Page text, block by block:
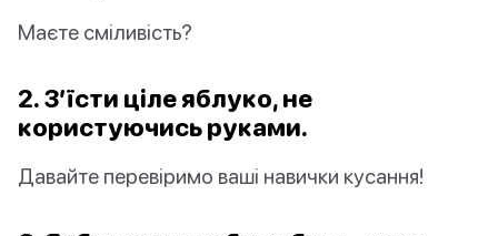
Маєте сміливість?
2. З’їсти ціле яблуко, не
користуючись руками.
Давайте перевіримо ваші навички кусання!